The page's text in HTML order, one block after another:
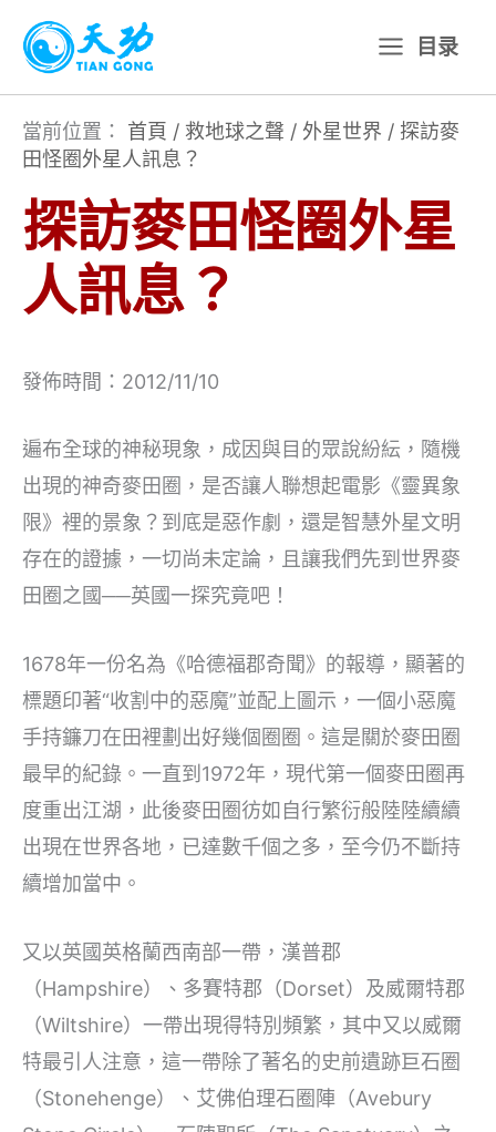
主
目录
當前位置： 首頁 / 救地球之聲 / 外星世界 / 探訪麥
田怪圈外星人訊息？
探訪麥田怪圈外星
人訊息？
發佈時間：2012/11/10
遍布全球的神秘現象，成因與目的眾說紛紜，隨機
出現的神奇麥田圈，是否讓人聯想起電影《靈異象
限》裡的景象？到底是惡作劇，還是智慧外星文明
存在的證據，一切尚未定論，且讓我們先到世界麥
田圈之國──英國一探究竟吧！
1678年一份名為《哈德福郡奇聞》的報導，顯著的
標題印著“收割中的惡魔”並配上圖示，一個小惡魔
手持鐮刀在田裡劃出好幾個圈圈。這是關於麥田圈
最早的紀錄。一直到1972年，現代第一個麥田圈再
度重出江湖，此後麥田圈彷如自行繁衍般陸陸續續
出現在世界各地，已達數千個之多，至今仍不斷持
續增加當中。
又以英國英格蘭西南部一帶，漢普郡
（Hampshire）、多賽特郡（Dorset）及威爾特郡
（Wiltshire）一帶出現得特別頻繁，其中又以威爾
特最引人注意，這一帶除了著名的史前遺跡巨石圈
（Stonehenge）、艾佛伯理石圈陣（Avebury